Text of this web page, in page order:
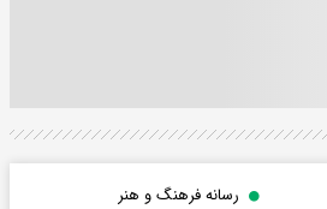
رسانه فرهنگ و هنر